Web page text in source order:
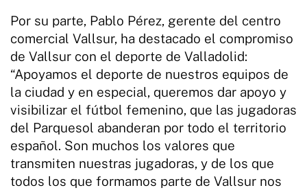
Por su parte, Pablo Pérez, gerente del centro
comercial Vallsur, ha destacado el compromiso
de Vallsur con el deporte de Valladolid:
“Apoyamos el deporte de nuestros equipos de
la ciudad y en especial, queremos dar apoyo y
visibilizar el fútbol femenino, que las jugadoras
del Parquesol abanderan por todo el territorio
español. Son muchos los valores que
transmiten nuestras jugadoras, y de los que
todos los que formamos parte de Vallsur nos